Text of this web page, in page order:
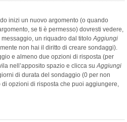
inizi un nuovo argomento (o quando
se ti è permesso) dovresti vedere,
messaggio, un riquadro dal titoloAggiungi
non hai il diritto di creare sondaggi).
e almeno due opzioni di risposta (per
nell’apposito spazio e clicca suAggiungi
di durata del sondaggio (0 per non
di opzioni di risposta che puoi aggiungere,